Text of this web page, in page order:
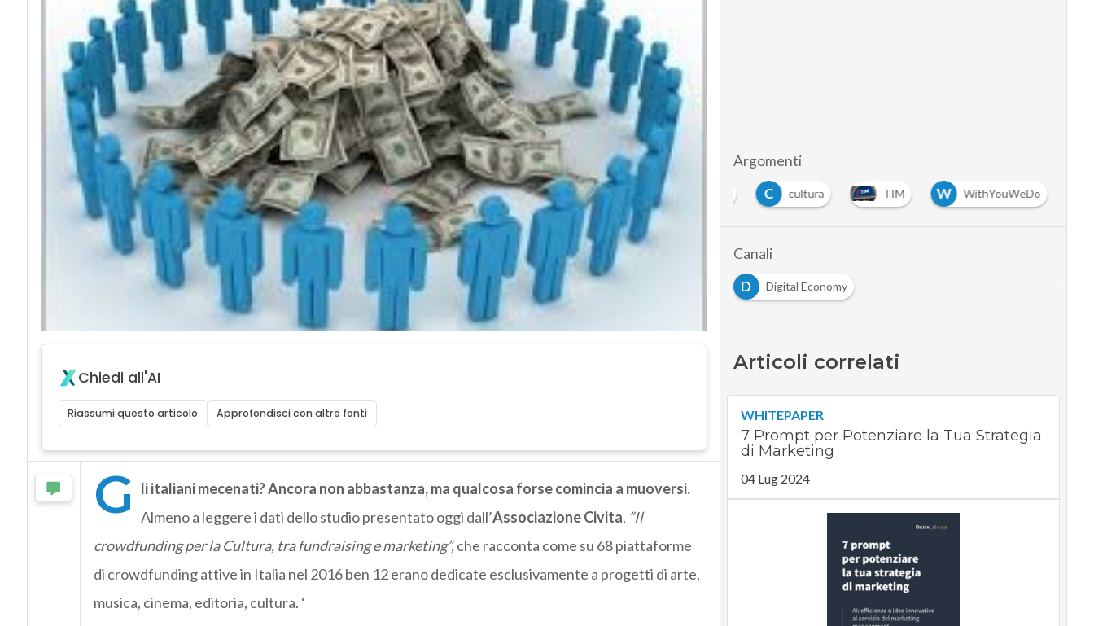
Chiedi all'AI
Riassumi questo articolo Approfondisci con altre fonti
G li italiani mecenati? Ancora non abbastanza, ma qualcosa forse comincia a muoversi.
Almeno a leggere i dati dello studio presentato oggi dall’Associazione Civita, ”Il
crowdfunding per la Cultura, tra fundraising e marketing”,che racconta come su 68 piattaforme
di crowdfunding attive in Italia nel 2016 ben 12 erano dedicate esclusivamente a progetti di arte,
musica, cinema, editoria, cultura. ‘
Argomenti
crowdfunding C cultura TIM W WithYouWeDo
Canali
D
Digital Economy
Articoli correlati
WHITEPAPER
7 Prompt per Potenziare la Tua Strategia
di Marketing
04 Lug 2024